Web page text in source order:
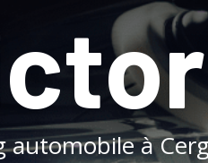
automobile à